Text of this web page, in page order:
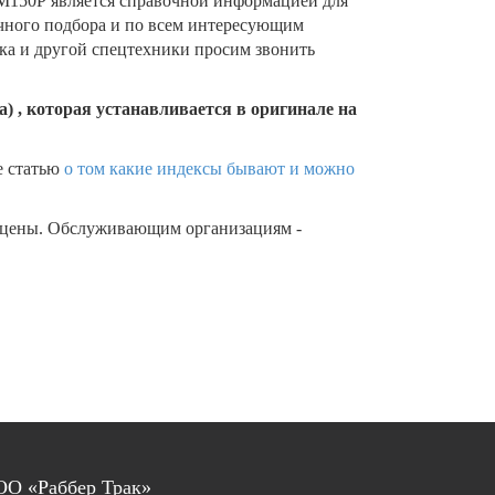
подбора и по всем интересующим
и другой спецтехники просим звонить
, которая устанавливается в оригинале на
статью о том какие индексы бывают и можно
Обслуживающим организациям -
«Раббер Трак»